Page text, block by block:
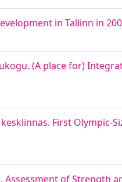
in Tallinn in
(A place for)
First Olympic-
of Strength